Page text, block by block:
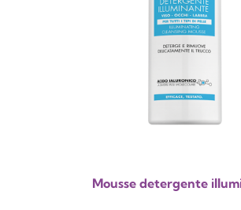
Mousse detergente